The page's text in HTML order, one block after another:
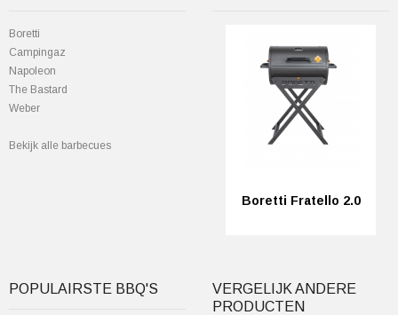
Boretti
Campingaz
Napoleon
The Bastard
Weber
Bekijk alle barbecues
Boretti Fratello 2.0
POPULAIRSTE BBQ'S
VERGELIJK ANDERE
PRODUCTEN